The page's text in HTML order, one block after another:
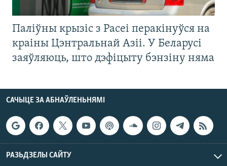
Паліўны крызіс з Расеі перакінуўся на
краіны Цэнтральнай Азіі. У Беларусі
заяўляюць, што дэфіцыту бэнзіну няма
САЧЫЦЕ ЗА АБНАЎЛЕНЬНЯМІ
РАЗЬДЗЕЛЫ САЙТУ